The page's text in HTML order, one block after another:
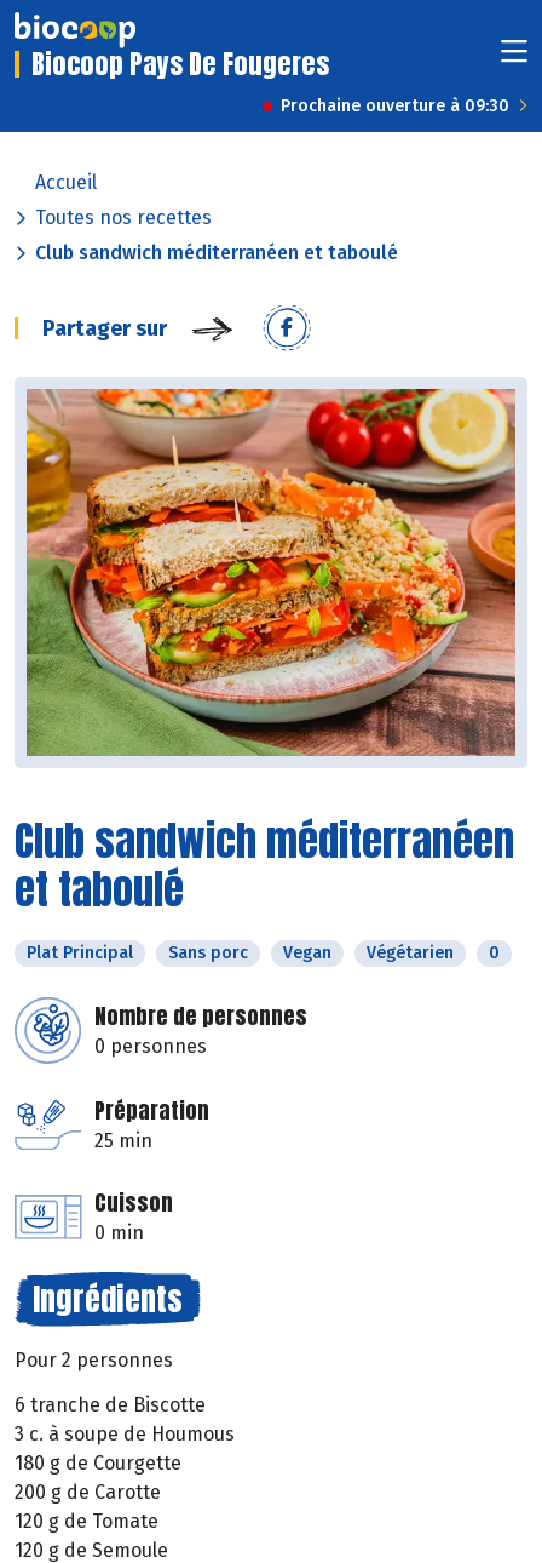
Biocoop Pays De Fougeres
Prochaine ouverture à 09:30
Accueil
Toutes nos recettes
Club sandwich méditerranéen et taboulé
Partager sur
Club sandwich méditerranéen
et taboulé
Plat Principal Sans porc Vegan Végétarien 0
Nombre de personnes
0 personnes
Préparation
25 min
Cuisson
0 min
Ingrédients
Pour 2 personnes
6 tranche de Biscotte
3 c. à soupe de Houmous
180 g de Courgette
200 g de Carotte
120 g de Tomate
120 g de Semoule